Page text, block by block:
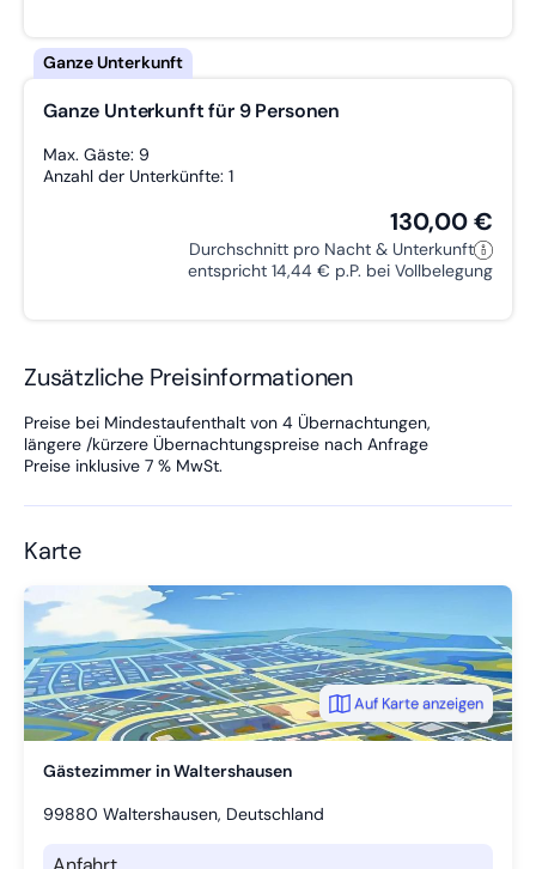
Ganze Unterkunft für 9 Personen
Max. Gäste: 9
Anzahl der Unterkünfte: 1
130,00 €
Durchschnitt pro Nacht & Unterkunft
entspricht 14,44 € p.P. bei Vollbelegung
Zusätzliche Preisinformationen
Preise bei Mindestaufenthalt von 4 Übernachtungen,
längere /kürzere Übernachtungspreise nach Anfrage
Preise inklusive 7 % MwSt.
Karte
Gästezimmer in Waltershausen
99880 Waltershausen, Deutschland
Auf Karte anzeigen